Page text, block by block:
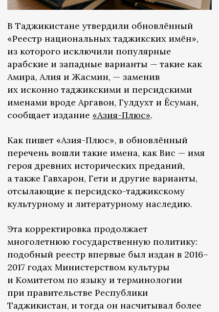
В Таджикистане утвердили обновлённый
«Реестр национальных таджикских имён»,
из которого исключили популярные
арабские и западные варианты — такие как
Амира, Алия и Жасмин, — заменив
их исконно таджикскими и персидскими
именами вроде Аргавон, Гулдухт и Ёсуман,
сообщает издание «Азия-Плюс».
Как пишет «Азия-Плюс», в обновлённый
перечень вошли такие имена, как Вис — имя
героя древних исторических преданий,
а также Гавхарон, Гети и другие варианты,
отсылающие к персидско-таджикскому
культурному и литературному наследию.
Эта корректировка продолжает
многолетнюю государственную политику:
подобный реестр впервые был издан в 2016–
2017 годах Министерством культуры
и Комитетом по языку и терминологии
при правительстве Республики
Таджикистан, и тогда он насчитывал более